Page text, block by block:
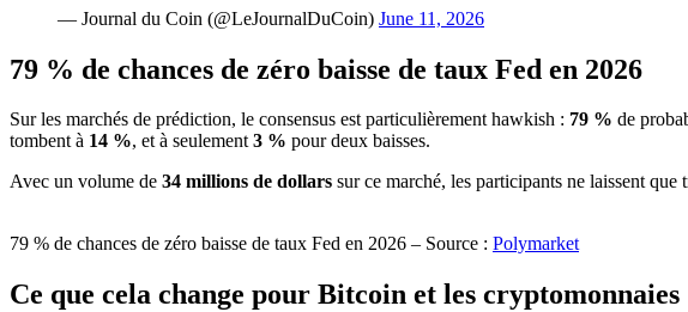
— Journal du Coin (@LeJournalDuCoin) June 11, 2026
79 % de chances de zéro baisse de taux Fed en 2026
Sur les marchés de prédiction, le consensus est particulièrement hawkish : 79 % de
tombent à 14 %, et à seulement3 % pour deux baisses.
Avec un volume de 34 millions de dollars sur ce marché, les participants ne laissent que
79 % de chances de zéro baisse de taux Fed en 2026 – Source : Polymarket
Ce que cela change pour Bitcoin et les cryptomonnaies